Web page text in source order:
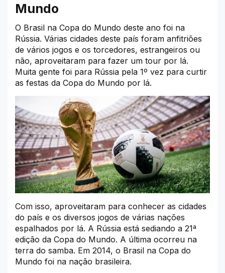
Mundo
O Brasil na Copa do Mundo deste ano foi na
Rússia. Várias cidades deste país foram anfitriões
de vários jogos e os torcedores, estrangeiros ou
não, aproveitaram para fazer um tour por lá.
Muita gente foi para Rússia pela 1º vez para curtir
as festas da Copa do Mundo por lá.
Com isso, aproveitaram para conhecer as cidades
do país e os diversos jogos de várias nações
espalhados por lá. A Rússia está sediando a 21ª
edição da Copa do Mundo. A última ocorreu na
terra do samba. Em 2014, o Brasil na Copa do
Mundo foi na nação brasileira.